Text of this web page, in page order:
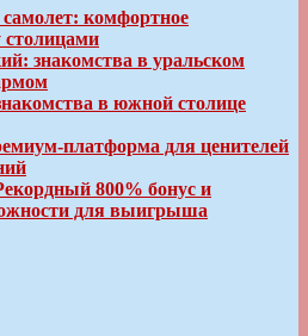
комфортное
столицами
знакомства в уральском
в южной столице
платформа для ценителей
800% бонус и
для выигрыша